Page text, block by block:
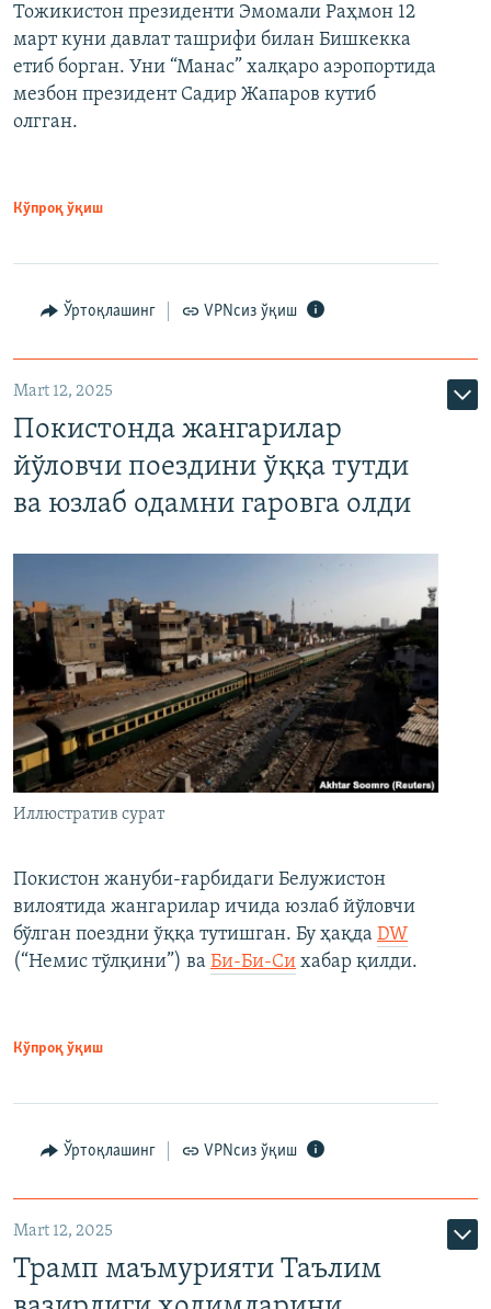
Тожикистон президенти Эмомали Раҳмон 12
март куни давлат ташрифи билан Бишкекка
етиб борган. Уни “Манас” халқаро аэропортида
мезбон президент Садир Жапаров кутиб
олгган.
Кўпроқ ўқиш
Ўртоқлашинг VPNсиз ўқиш
Mart 12, 2025
Покистонда жангарилар
йўловчи поездини ўққа тутди
ва юзлаб одамни гаровга олди
Иллюстратив сурат
Покистон жануби-ғарбидаги Белужистон
вилоятида жангарилар ичида юзлаб йўловчи
бўлган поездни ўққа тутишган. Бу ҳақда DW
(“Немис тўлқини”) ва Би-Би-Си хабар қилди.
Кўпроқ ўқиш
Ўртоқлашинг VPNсиз ўқиш
Mart 12, 2025
Трамп маъмурияти Таълим